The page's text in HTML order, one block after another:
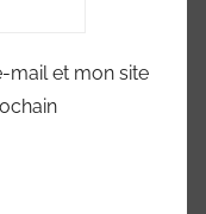
mail et mon site